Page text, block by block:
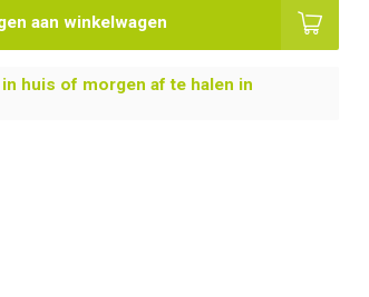
aan winkelwagen
huis of morgen af te halen in